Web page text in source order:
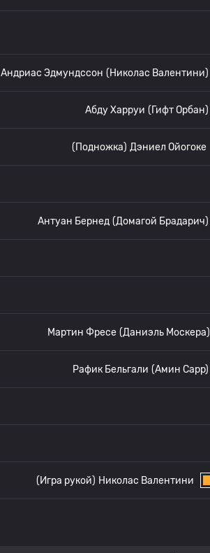
(Николас Валентини)
Андриас Эдмундссон
(Гифт Орбан)
Абду Харруи
Дэниел Ойогоке
(Подножка)
(Домагой Брадарич)
Антуан Бернед
(Даниэль Москера)
Мартин Фресе
(Амин Сарр)
Рафик Бельгали
Николас Валентини
(Игра рукой)